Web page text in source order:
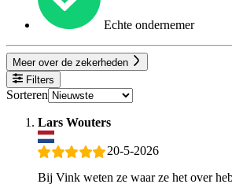
Echte ondernemer
Meer over de zekerheden
Filters
Sorteren
Lars Wouters
20-5-2026
Bij Vink weten ze waar ze het over